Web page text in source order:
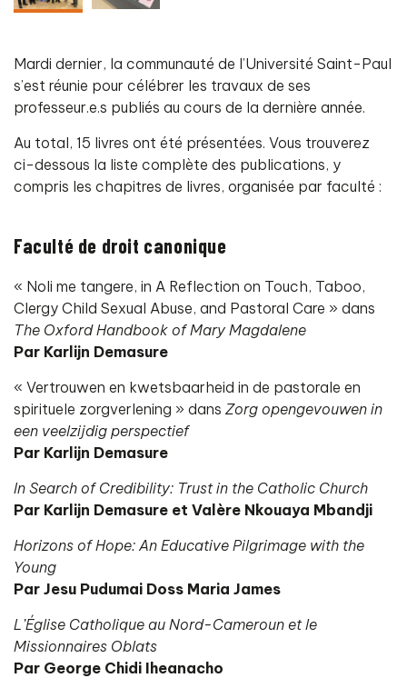
Mardi dernier, la communauté de l’Université Saint-Paul
s’est réunie pour célébrer les travaux de ses
professeur.e.s publiés au cours de la dernière année.
Au total, 15 livres ont été présentées. Vous trouverez
ci-dessous la liste complète des publications, y
compris les chapitres de livres, organisée par faculté :
Faculté de droit canonique
« Noli me tangere, in A Reflection on Touch, Taboo,
Clergy Child Sexual Abuse, and Pastoral Care » dans
The Oxford Handbook of Mary Magdalene
Par Karlijn Demasure
« Vertrouwen en kwetsbaarheid in de pastorale en
spirituele zorgverlening » dans Zorg opengevouwen in
een veelzijdig perspectief
Par Karlijn Demasure
In Search of Credibility: Trust in the Catholic Church
Par Karlijn Demasure et Valère Nkouaya Mbandji
Horizons of Hope: An Educative Pilgrimage with the
Young
Par Jesu Pudumai Doss Maria James
L’Église Catholique au Nord-Cameroun et le
Missionnaires Oblats
Par George Chidi Iheanacho